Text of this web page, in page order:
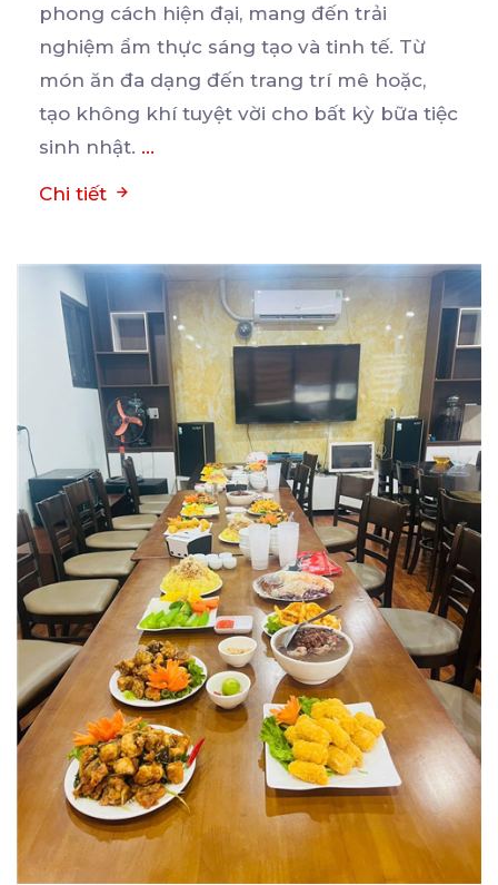
phong cách hiện đại, mang đến trải
nghiệm ẩm thực sáng tạo và tinh tế. Từ
món ăn đa dạng đến trang trí mê hoặc,
tạo không khí tuyệt vời cho bất kỳ bữa tiệc
sinh nhật. ...
Chi tiết